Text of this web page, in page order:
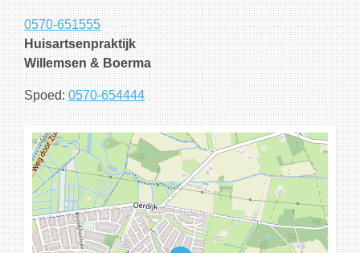
0570-651555
Huisartsenpraktijk
Willemsen & Boerma
Spoed:0570-654444